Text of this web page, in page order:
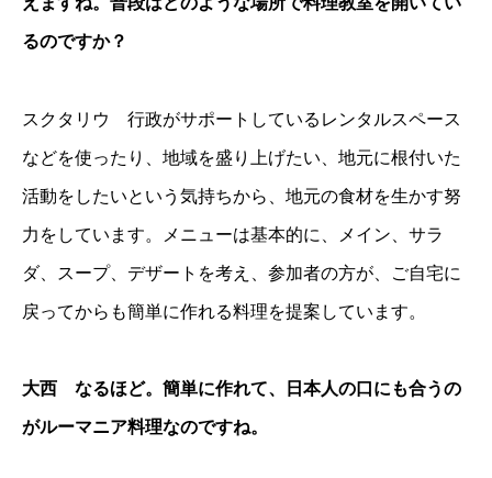
るのですか？
スクタリウ 行政がサポートしているレンタルスペース
などを使ったり、地域を盛り上げたい、地元に根付いた
活動をしたいという気持ちから、地元の食材を生かす努
力をしています。メニューは基本的に、メイン、サラ
ダ、スープ、デザートを考え、参加者の方が、ご自宅に
戻ってからも簡単に作れる料理を提案しています。
大西 なるほど。簡単に作れて、日本人の口にも合うの
がルーマニア料理なのですね。